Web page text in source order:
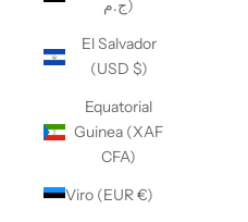
ج.م)
El Salvador
(USD $)
Equatorial
Guinea (XAF
CFA)
Viro (EUR €)